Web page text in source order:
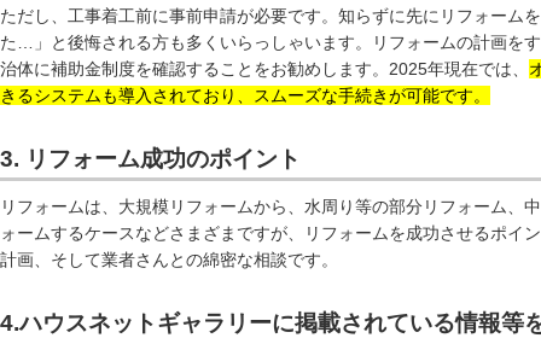
ただし、工事着工前に事前申請が必要です。知らずに先にリフォーム
た…」と後悔される方も多くいらっしゃいます。リフォームの計画を
治体に補助金制度を確認することをお勧めします。2025年現在では、
きるシステムも導入されており、スムーズな手続きが可能です。
3. リフォーム成功のポイント
リフォームは、大規模リフォームから、水周り等の部分リフォーム、
ォームするケースなどさまざまですが、リフォームを成功させるポイ
計画、そして業者さんとの綿密な相談です。
4.ハウスネットギャラリーに掲載されている情報等